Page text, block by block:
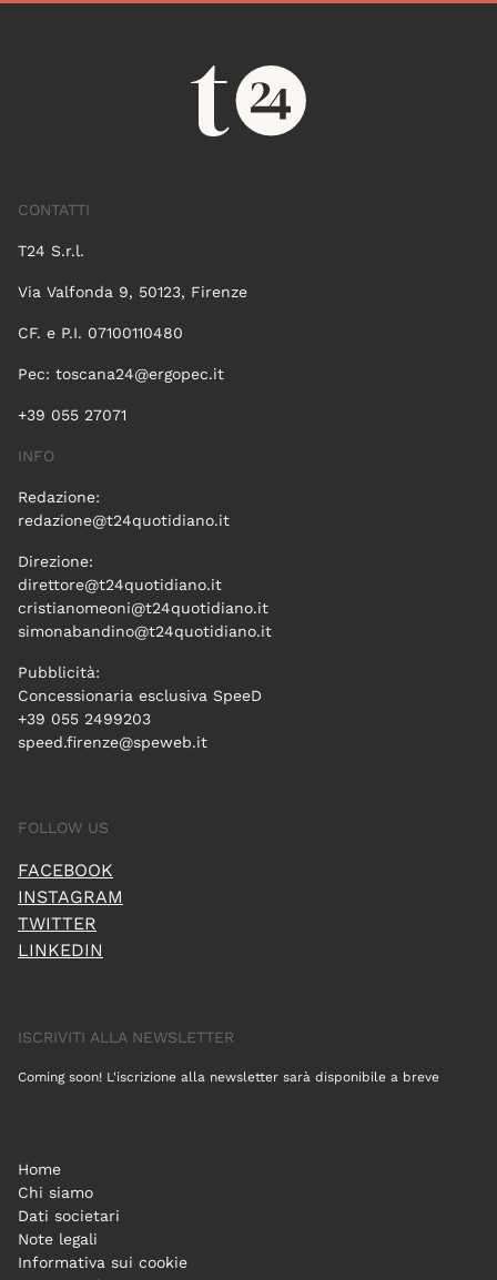
CONTATTI
T24 S.r.l.
Via Valfonda 9, 50123, Firenze
CF. e P.I. 07100110480
Pec: toscana24@ergopec.it
+39 055 27071
INFO
Redazione:
redazione@t24quotidiano.it
Direzione:
direttore@t24quotidiano.it
cristianomeoni@t24quotidiano.it
simonabandino@t24quotidiano.it
Pubblicità:
Concessionaria esclusiva SpeeD
+39 055 2499203
speed.firenze@speweb.it
FOLLOW US
FACEBOOK
INSTAGRAM
TWITTER
LINKEDIN
ISCRIVITI ALLA NEWSLETTER
Coming soon! L'iscrizione alla newsletter sarà disponibile a breve
Home
Chi siamo
Dati societari
Note legali
Informativa sui cookie